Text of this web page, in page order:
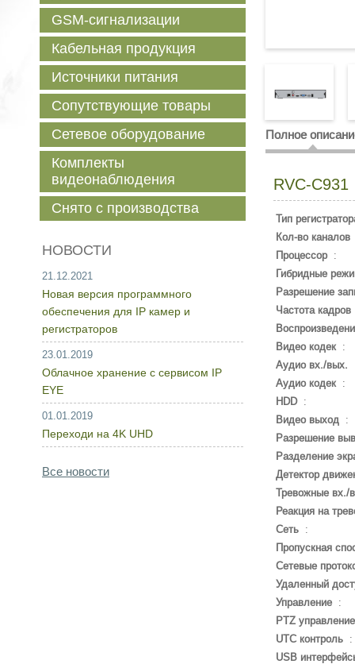
Полное
RVC-C931
Тип
Кол-во каналов
Процессор:
Гибридные
Разрешение
Частота кадров
Видео кодек:
Аудио вх./вых.
Аудио кодек:
HDD:
Видео выход :
Разрешение
Разделение
Детектор
Тревожные вх./
Реакция на
Сеть :
Пропускная
Сетевые
Удаленный
Управление :
PTZ управление
UTC контроль :
USB
GSM-сигнализации
Кабельная продукция
Источники питания
Сопутствующие товары
Сетевое оборудование
Комплекты
видеонаблюдения
Снято с производства
НОВОСТИ
21.12.2021
Новая версия программного
обеспечения для IP камер и
регистраторов
23.01.2019
Облачное хранение с сервисом IP
EYE
01.01.2019
Переходи на 4K UHD
Все новости